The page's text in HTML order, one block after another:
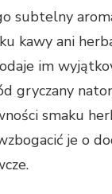
subtelny
kawy ani
im
gryczany
smaku
je o